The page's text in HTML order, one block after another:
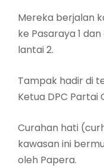
Mereka berjalan
ke Pasaraya 1
lantai 2.
Tampak hadir di
Ketua DPC Partai
Curahan hati
kawasan ini
oleh Papera.